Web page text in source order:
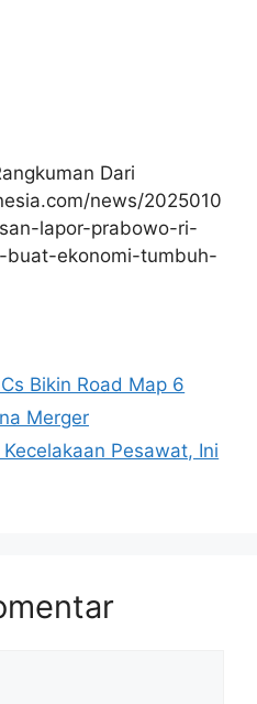
Dari
news/2025010
lapor-prabowo-ri-
ekonomi-tumbuh-
Bikin Road Map 6
Merger
Pesawat, Ini